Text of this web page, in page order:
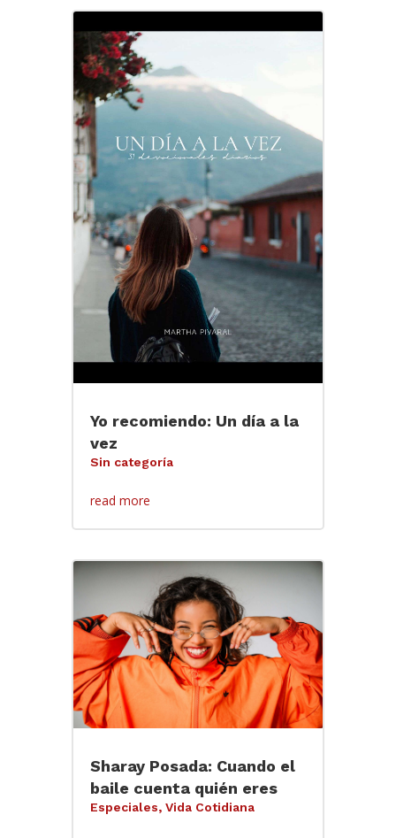
Yo recomiendo: Un día a la
vez
Sin categoría
read more
Sharay Posada: Cuando el
baile cuenta quién eres
Especiales, Vida Cotidiana